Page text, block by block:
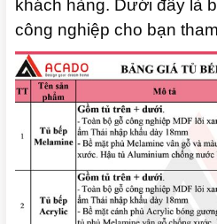
khách hàng. Dưới đây là
công nghiệp cho bạn